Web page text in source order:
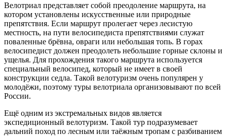
Велотриал представляет собой преодоление маршрута, на
котором установлены искусственные или природные
препятствия. Если маршрут пролегает через лесистую
местность, на пути велосипедиста препятствиями служат
поваленные брёвна, овраги или небольшая топь. В горах
велосипедист должен преодолеть небольшие горные склоны и
ущелья. Для прохождения такого маршрута используется
специальный велосипед, который не имеет в своей
конструкции седла. Такой велотуризм очень популярен у
молодёжи, поэтому туры велотриала организовывают по всей
России.
Ещё одним из экстремальных видов является
экспедиционный велотуризм. Такой тур подразумевает
дальний поход по лесным или таёжным тропам с разбиванием